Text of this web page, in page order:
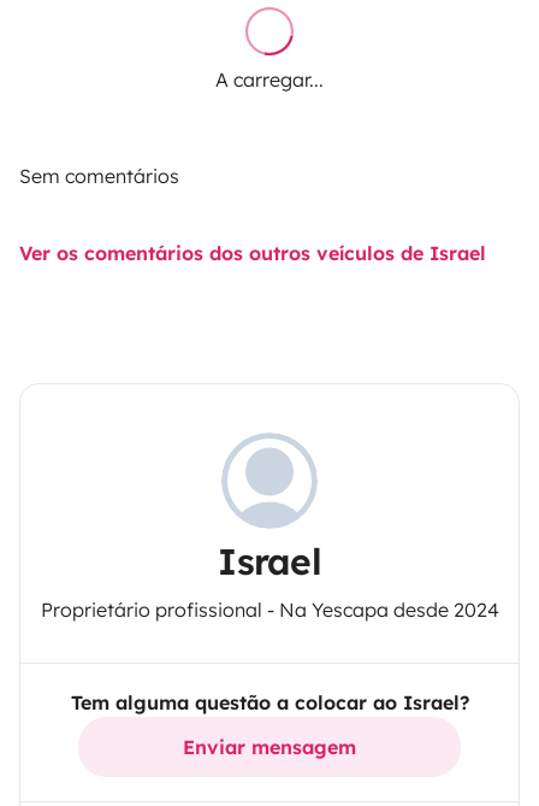
A carregar...
Sem comentários
Ver os comentários dos outros veículos de Israel
Israel
Proprietário profissional - Na Yescapa desde 2024
Tem alguma questão a colocar ao Israel?
Enviar mensagem